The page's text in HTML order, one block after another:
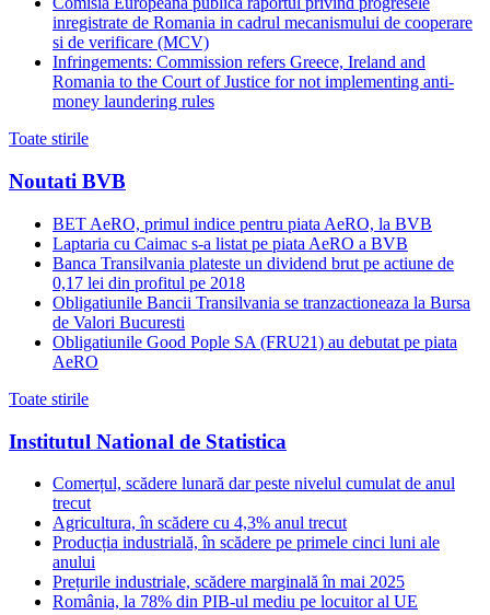
inregistrate de Romania in cadrul mecanismului de cooperare
si de verificare (MCV)
Infringements: Commission refers Greece, Ireland and
Romania to the Court of Justice for not implementing anti-
money laundering rules
Toate stirile
Noutati BVB
BET AeRO, primul indice pentru piata AeRO, la BVB
Laptaria cu Caimac s-a listat pe piata AeRO a BVB
Banca Transilvania plateste un dividend brut pe actiune de
0,17 lei din profitul pe 2018
Obligatiunile Bancii Transilvania se tranzactioneaza la Bursa
de Valori Bucuresti
Obligatiunile Good Pople SA (FRU21) au debutat pe piata
AeRO
Toate stirile
Institutul National de Statistica
Comerțul, scădere lunară dar peste nivelul cumulat de anul
trecut
Agricultura, în scădere cu 4,3% anul trecut
Producția industrială, în scădere pe primele cinci luni ale
anului
Prețurile industriale, scădere marginală în mai 2025
România, la 78% din PIB-ul mediu pe locuitor al UE